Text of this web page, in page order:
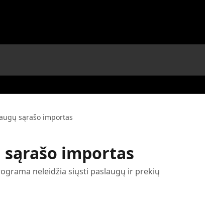
sąrašo importas
importas
neleidžia siųsti paslaugų ir prekių